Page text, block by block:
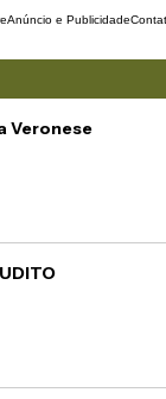
Anúncio e Publicidade
Veronese